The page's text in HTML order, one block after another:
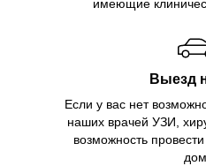
имеющие
Выезд
Если у вас нет
наших врачей УЗИ,
возможность